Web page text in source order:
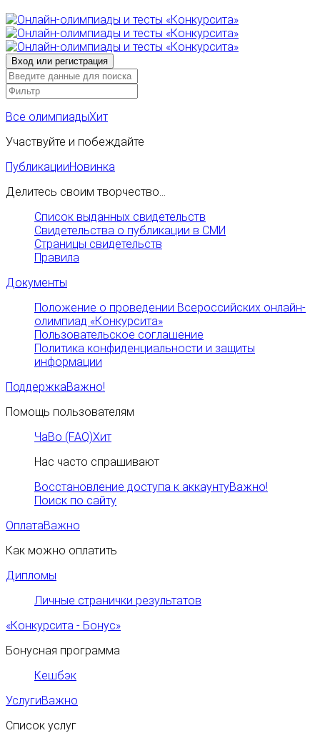
Все олимпиадыХит
Участвуйте и побеждайте
ПубликацииНовинка
Делитесь своим творчество...
Список выданных свидетельств
Свидетельства о публикации в СМИ
Страницы свидетельств
Правила
Документы
Положение о проведении Всероссийских онлайн-
олимпиад «Конкурсита»
Пользовательское соглашение
Политика конфиденциальности и защиты
информации
ПоддержкаВажно!
Помощь пользователям
ЧаВо (FAQ)Хит
Нас часто спрашивают
Восстановление доступа к аккаунтуВажно!
Поиск по сайту
ОплатаВажно
Как можно оплатить
Дипломы
Личные странички результатов
«Конкурсита - Бонус»
Бонусная программа
Кешбэк
УслугиВажно
Список услуг